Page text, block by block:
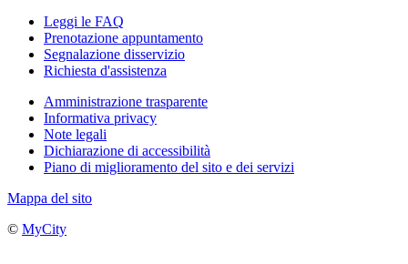
Leggi le FAQ
Prenotazione appuntamento
Segnalazione disservizio
Richiesta d'assistenza
Amministrazione trasparente
Informativa privacy
Note legali
Dichiarazione di accessibilità
Piano di miglioramento del sito e dei servizi
Mappa del sito
© MyCity